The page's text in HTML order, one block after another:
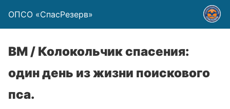
ОПСО «СпасРезерв»
ВМ / Колокольчик спасения:
один день из жизни поискового
пса.